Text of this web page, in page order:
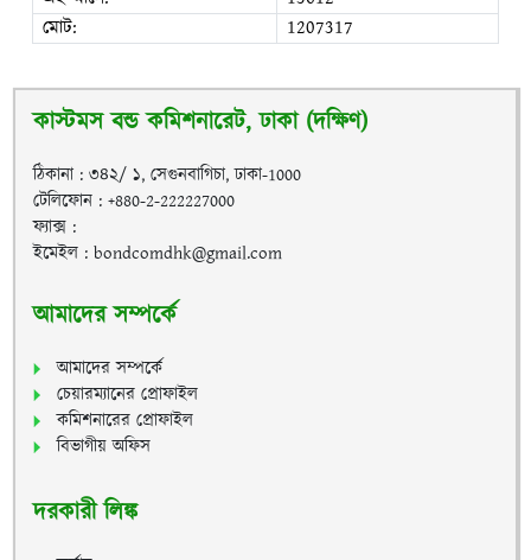
মোট:
1207317
কাস্টমস বন্ড কমিশনারেট, ঢাকা (দক্ষিণ)
ঠিকানা : ৩৪২/ ১, সেগুনবাগিচা, ঢাকা-1000
টেলিফোন : +880-2-222227000
ফ্যাক্স :
ইমেইল : bondcomdhk@gmail.com
আমাদের সম্পর্কে
আমাদের সম্পর্কে
চেয়ারম্যানের প্রোফাইল
কমিশনারের প্রোফাইল
বিভাগীয় অফিস
দরকারী লিঙ্ক